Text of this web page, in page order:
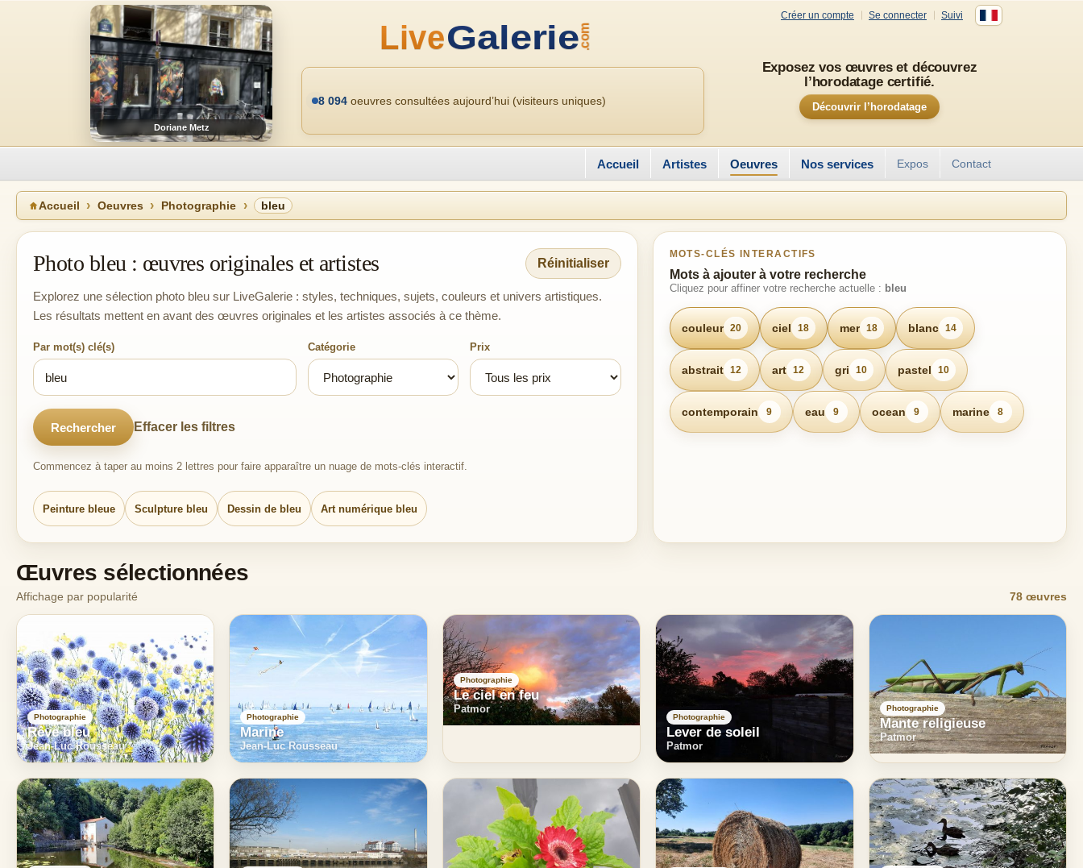
Doriane Metz
Créer un compte Se connecter Suivi
Exposez vos œuvres et découvrez
l’horodatage certifié.
Découvrir l’horodatage
8 094 oeuvres consultées aujourd’hui (visiteurs uniques)
Accueil Artistes Oeuvres Nos services Expos Contact
Accueil Oeuvres Photographie bleu
Photo bleu : œuvres originales et artistes Réinitialiser
Explorez une sélection photo bleu sur LiveGalerie : styles, techniques, sujets, couleurs et univers artistiques.
Les résultats mettent en avant des œuvres originales et les artistes associés à ce thème.
Par mot(s) clé(s) Catégorie Prix
Rechercher Effacer les filtres
Commencez à taper au moins 2 lettres pour faire apparaître un nuage de mots-clés interactif.
Peinture bleue Sculpture bleu Dessin de bleu Art numérique bleu
MOTS-CLÉS INTERACTIFS
Mots à ajouter à votre recherche
Cliquez pour affiner votre recherche actuelle : bleu
couleur 20 ciel 18 mer 18 blanc 14
abstrait 12 art 12 gri 10 pastel 10
contemporain 9 eau 9 ocean 9 marine 8
Œuvres sélectionnées
Affichage par popularité 78 œuvres
Photographie
Rêve bleu
Jean-Luc Rousseau
Photographie
Marine
Jean-Luc Rousseau
Photographie
Le ciel en feu
Patmor
Photographie
Lever de soleil
Patmor
Photographie
Mante religieuse
Patmor